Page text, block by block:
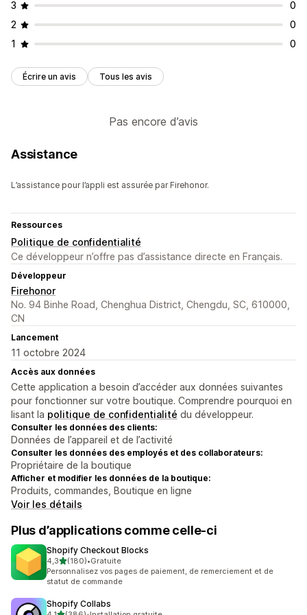
3
0
2
0
1
0
Écrire un avis Tous les avis
Pas encore d’avis
Assistance
L’assistance pour l’appli est assurée par Firehonor.
Ressources
Politique de confidentialité
Ce développeur n’offre pas d’assistance directe en Français.
Développeur
Firehonor
No. 94 Binhe Road, Chenghua District, Chengdu, SC, 610000,
CN
Lancement
11 octobre 2024
Accès aux données
Cette application a besoin d’accéder aux données suivantes
pour fonctionner sur votre boutique. Comprendre pourquoi en
lisant la politique de confidentialité du développeur.
Consulter les données des clients:
Données de l’appareil et de l’activité
Consulter les données des employés et des collaborateurs:
Propriétaire de la boutique
Afficher et modifier les données de la boutique:
Produits, commandes, Boutique en ligne
Voir les détails
Plus d’applications comme celle-ci
Shopify Checkout Blocks
4,3étoile(s) sur 5
(180)
180 avis au total
•Gratuite
Personnalisez vos pages de paiement, de remerciement et de
statut de commande
Shopify Collabs